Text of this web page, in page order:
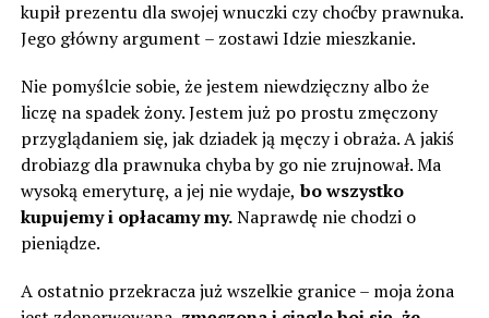
kupił prezentu dla swojej wnuczki czy choćby prawnuka.
Jego główny argument – zostawi Idzie mieszkanie.
Nie pomyślcie sobie, że jestem niewdzięczny albo że
liczę na spadek żony. Jestem już po prostu zmęczony
przyglądaniem się, jak dziadek ją męczy i obraża. A jakiś
drobiazg dla prawnuka chyba by go nie zrujnował. Ma
wysoką emeryturę, a jej nie wydaje, bo wszystko
kupujemy i opłacamy my.Naprawdę nie chodzi o
pieniądze.
A ostatnio przekracza już wszelkie granice – moja żona